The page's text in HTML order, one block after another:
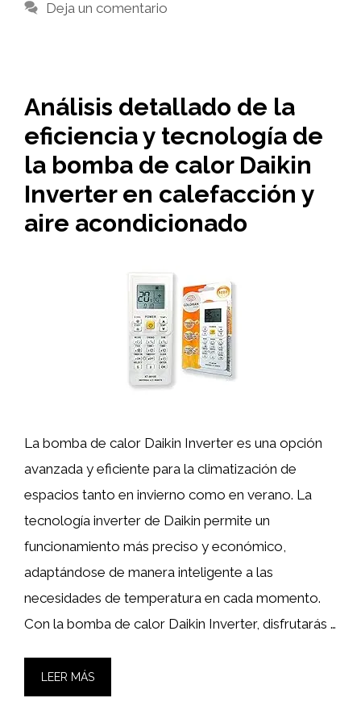
Deja un comentario
Análisis detallado de la
eficiencia y tecnología de
la bomba de calor Daikin
Inverter en calefacción y
aire acondicionado
La bomba de calor Daikin Inverter es una opción
avanzada y eficiente para la climatización de
espacios tanto en invierno como en verano. La
tecnología inverter de Daikin permite un
funcionamiento más preciso y económico,
adaptándose de manera inteligente a las
necesidades de temperatura en cada momento.
Con la bomba de calor Daikin Inverter, disfrutarás …
LEER MÁS